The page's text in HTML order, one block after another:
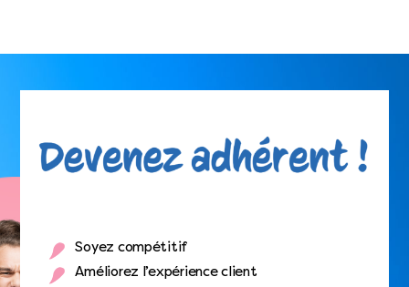
Soyez compétitif
Améliorez l’expérience client